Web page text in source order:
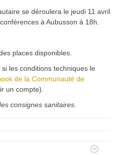
se déroulera le jeudi 11 avril
à Aubusson à 18h.
places disponibles.
les conditions techniques le
de la Communauté de
un compte).
consignes sanitaires.
